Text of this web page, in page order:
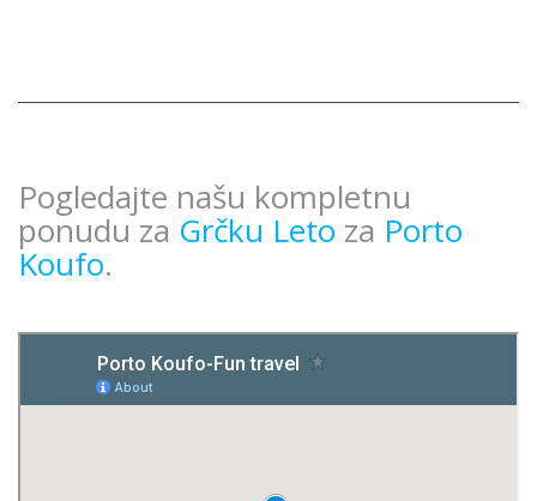
Pogledajte našu kompletnu
ponudu za Grčku Leto za Porto
Koufo.